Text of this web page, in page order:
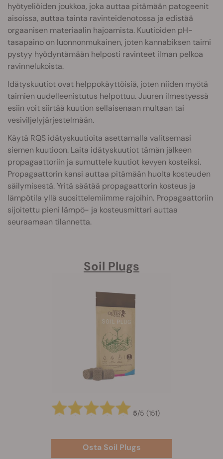
hyötyeliöiden joukkoa, joka auttaa pitämään patogeenit
aisoissa, auttaa tainta ravinteidenotossa ja edistää
orgaanisen materiaalin hajoamista. Kuutioiden pH-
tasapaino on luonnonmukainen, joten kannabiksen taimi
pystyy hyödyntämään helposti ravinteet ilman pelkoa
ravinnelukoista.
Idätyskuutiot ovat helppokäyttöisiä, joten niiden myötä
taimien uudelleenistutus helpottuu. Juuren ilmestyessä
esiin voit siirtää kuution sellaisenaan multaan tai
vesiviljelyjärjestelmään.
Käytä RQS idätyskuutioita asettamalla valitsemasi
siemen kuutioon. Laita idätyskuutiot tämän jälkeen
propagaattoriin ja sumuttele kuutiot kevyen kosteiksi.
Propagaattorin kansi auttaa pitämään huolta kosteuden
säilymisestä. Yritä säätää propagaattorin kosteus ja
lämpötila yllä suosittelemiimme rajoihin. Propagaattoriin
sijoitettu pieni lämpö- ja kosteusmittari auttaa
seuraamaan tilannetta.
Soil Plugs
5/5 (151)
Osta Soil Plugs